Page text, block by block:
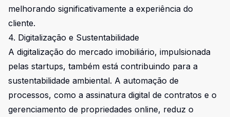
melhorando significativamente a experiência do
cliente.
4. Digitalização e Sustentabilidade
A digitalização do mercado imobiliário, impulsionada
pelas startups, também está contribuindo para a
sustentabilidade ambiental. A automação de
processos, como a assinatura digital de contratos e o
gerenciamento de propriedades online, reduz o